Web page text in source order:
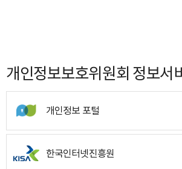
개인정보보호위원회 정보서
개인정보 포털
한국인터넷진흥원